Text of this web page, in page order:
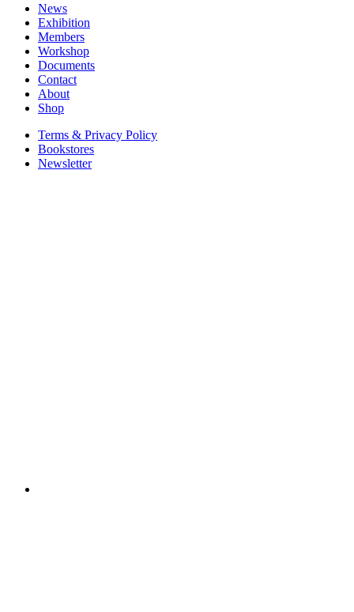
News
Exhibition
Members
Workshop
Documents
Contact
About
Shop
Terms & Privacy Policy
Bookstores
Newsletter